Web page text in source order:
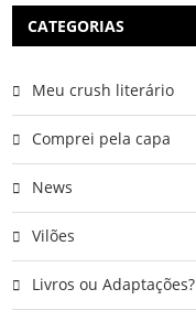
CATEGORIAS
Meu crush literário
Comprei pela capa
News
Vilões
Livros ou Adaptações?